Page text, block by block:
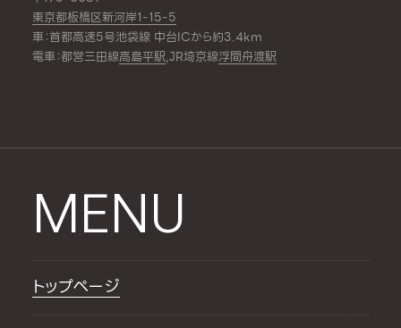
東京都板橋区新河岸1-15-5
車：首都高速5号池袋線 中台ICから約3.4km
電車：都営三田線高島平駅,JR埼京線浮間舟渡駅
MENU
トップページ